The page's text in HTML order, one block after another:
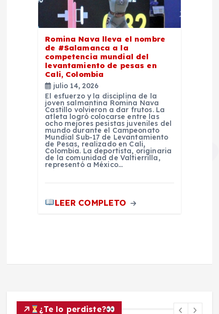
Romina Nava lleva el nombre
de #Salamanca a la
competencia mundial del
levantamiento de pesas en
Cali, Colombia
julio 14, 2026
El esfuerzo y la disciplina de la
joven salmantina Romina Nava
Castillo volvieron a dar frutos. La
atleta logró colocarse entre las
ocho mejores pesistas juveniles del
mundo durante el Campeonato
Mundial Sub-17 de Levantamiento
de Pesas, realizado en Cali,
Colombia. La deportista, originaria
de la comunidad de Valtierrilla,
representó a México…
LEER COMPLETO
¿Te lo perdiste?